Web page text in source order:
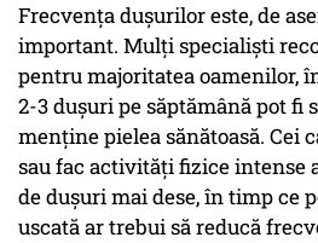
Frecvența dușurilor este, de
important. Mulți specialiști
pentru majoritatea oamenilor,
2-3 dușuri pe săptămână pot fi
menține pielea sănătoasă. Cei
sau fac activități fizice intense
de dușuri mai dese, în timp ce
uscată ar trebui să reducă